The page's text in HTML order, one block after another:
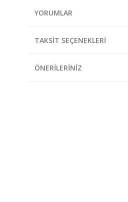
YORUMLAR
TAKSIT SEÇENEKLERI
ÖNERILERINIZ